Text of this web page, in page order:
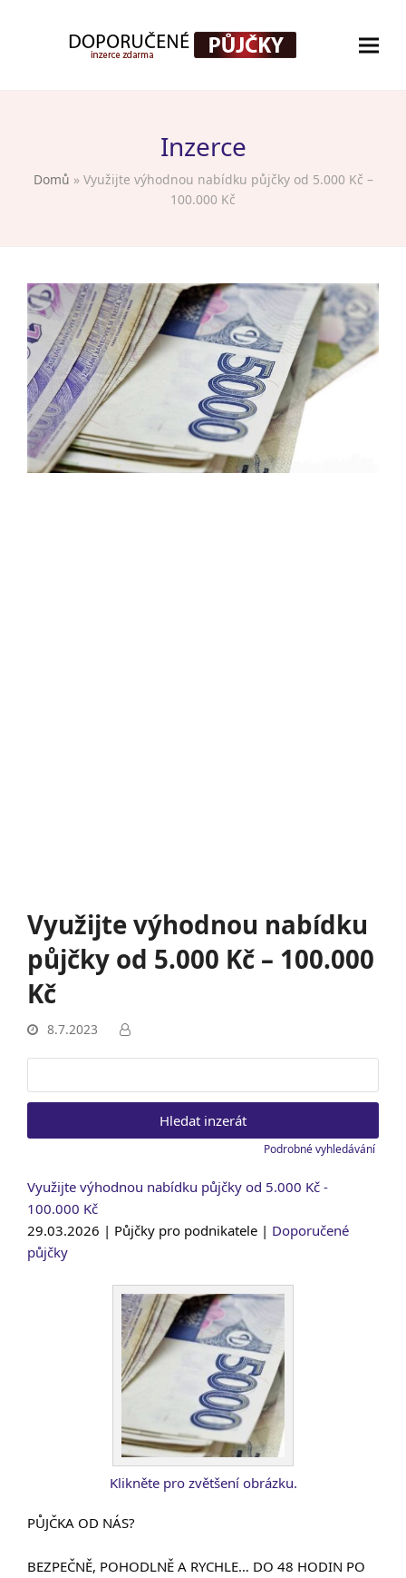
Inzerce
Domů » Využijte výhodnou nabídku půjčky od 5.000 Kč –
100.000 Kč
Využijte výhodnou nabídku
půjčky od 5.000 Kč – 100.000
Kč
8.7.2023
Podrobné vyhledávání
Využijte výhodnou nabídku půjčky od 5.000 Kč -
100.000 Kč
29.03.2026 | Půjčky pro podnikatele | Doporučené
půjčky
Klikněte pro zvětšení obrázku.
PŮJČKA OD NÁS?
BEZPEČNĚ, POHODLNĚ A RYCHLE… DO 48 HODIN PO